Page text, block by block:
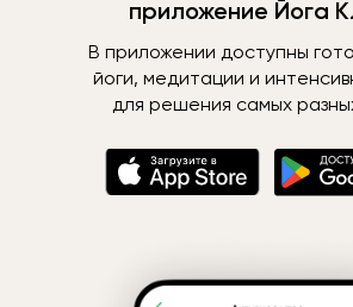
приложение Йога
В приложении доступны
йоги, медитации и
для решения самых